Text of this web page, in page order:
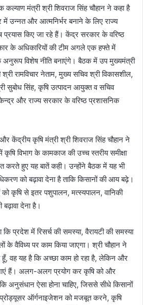
मंत्री श्री शिवराज सिंह चौहान ने कहा है
में उन्नत और आत्मनिर्भर बनाने के लिए राज्य
किए जा रहे हैं। केंद्र सरकार के वरिष्ठ
के अधिकारियों की टीम अगले एक हफ्ते में
अनुरूप विशेष नीति बनाएंगे। बैठक में उप मुख्यमंत्री
श्री रामविचार नेताम, मुख्य सचिव श्री विकासशील,
सुबोध सिंह, कृषि उत्पादन आयुक्त व सचिव
और राज्य सरकार के वरिष्ठ प्रशासनिक
केंद्रीय कृषि मंत्री श्री शिवराज सिंह चौहान ने
विभाग के कामकाज की उच्च स्तरीय समीक्षा
करते हुए यह बातें कही। उन्होंने बैठक में यह भी
को बढ़ावा देना है ताकि किसानों की आय बढ़े।
को कृषि से इतर पशुपालन, मत्स्यपालन, वानिकी
देना है।
प्रदेश में रिसर्च की समस्या, वैरायटी की समस्या
के वैविध्य पर काम किया जाएगा। श्री चौहान ने
वह यह है कि अच्छा काम हो रहा है, लेकिन और
हैं। अलग-अलग प्रयोग कर कृषि को और
अनुसंधान ऐसा होना चाहिए, जिससे सीधे किसानों
प्रोड्यूसर ऑर्गनाइजेशन को मजबूत करने, कृषि